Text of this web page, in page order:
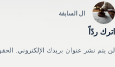
ال السابقة
اترك ردّاً
لن يتم نشر عنوان بريدك الإلكتروني.